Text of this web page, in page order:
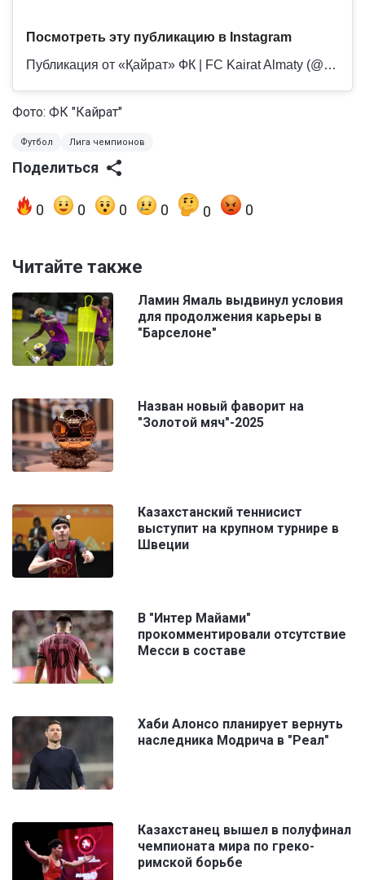
Посмотреть эту публикацию в Instagram
Публикация от «Қайрат» ФК | FC Kairat Almaty (@f.c.kairat)
Фото: ФК "Кайрат"
Футбол Лига чемпионов
Поделиться
0 0 0 0 0 0
Читайте также
Ламин Ямаль выдвинул условия
для продолжения карьеры в
"Барселоне"
Назван новый фаворит на
"Золотой мяч"-2025
Казахстанский теннисист
выступит на крупном турнире в
Швеции
В "Интер Майами"
прокомментировали отсутствие
Месси в составе
Хаби Алонсо планирует вернуть
наследника Модрича в "Реал"
Казахстанец вышел в полуфинал
чемпионата мира по греко-
римской борьбе